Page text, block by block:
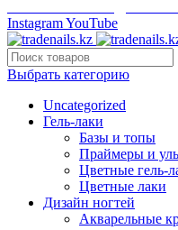
InstagramYouTube
Выбрать категорию
Uncategorized
Гель-лаки
Базы и топы
Праймеры и
Цветные гель-
Цветные лаки
Дизайн ногтей
Акварельные